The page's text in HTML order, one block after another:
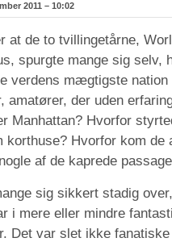
2011 – 10:02
at de to tvillingetårne,
spurgte mange sig selv,
verdens mægtigste
amatører, der uden
Manhattan? Hvorfor
korthuse? Hvorfor kom de
af de kaprede
sig sikkert stadig
i mere eller mindre
Det var slet ikke